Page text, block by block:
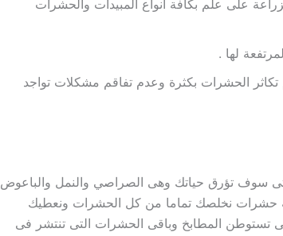
على علم بكافة انواع المبيدات والحشرات
لها .
الحشرات بكثرة وعدم تفاقم مشكلات تواجد
سوف تؤرق حياتك وهى الصراصي والنمل والباعوض
حشرات نخلصك تماما من كل الحشرات ونعطيك
تستوطن المطابخ وباقى الحشرات التى تنتشر فى